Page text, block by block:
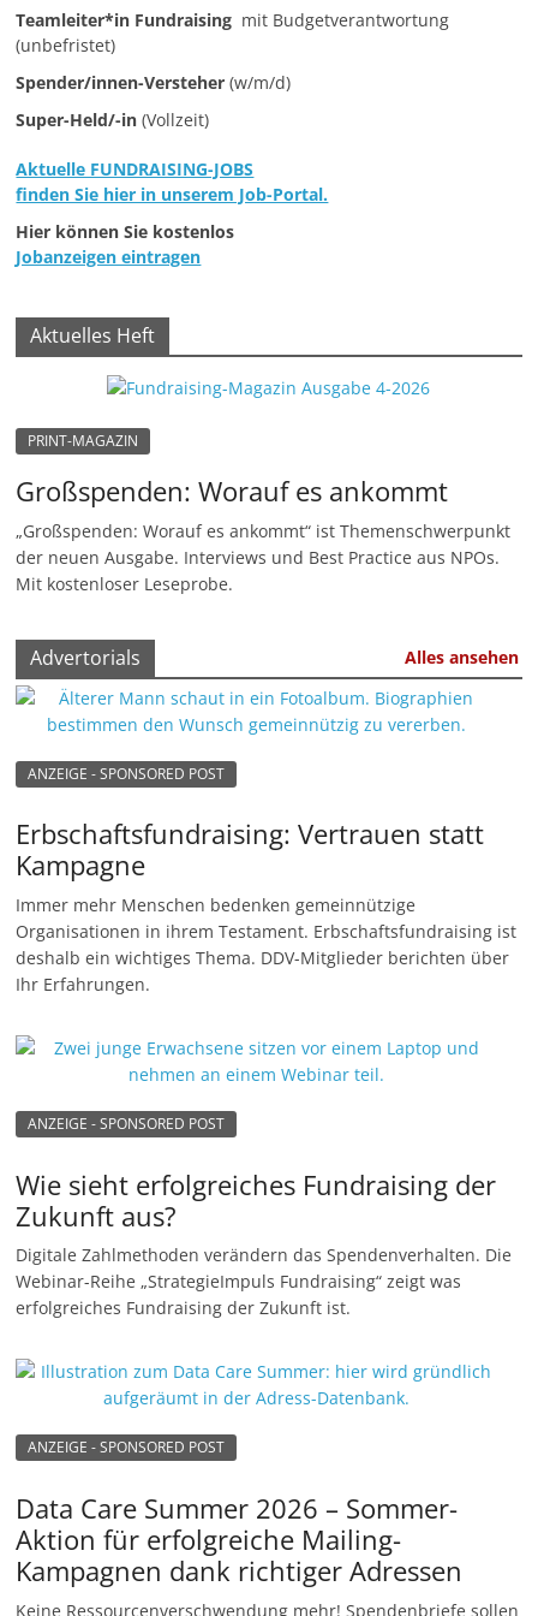
e
n
|
V
r
e
i
e
|
t
i
f
u
n
n
Teamleiter*in Fundraising mit Budgetverantwortung
(unbefristet)
Spender/innen-Versteher (w/m/d)
Super-Held/-in (Vollzeit)
Aktuelle FUNDRAISING-JOBS
finden Sie hier in unserem Job-Portal.
Hier können Sie kostenlos
Jobanzeigen eintragen
Aktuelles Heft
PRINT-MAGAZIN
Großspenden: Worauf es ankommt
„Großspenden: Worauf es ankommt“ ist Themenschwerpunkt
der neuen Ausgabe. Interviews und Best Practice aus NPOs.
Mit kostenloser Leseprobe.
Advertorials Alles ansehen
ANZEIGE - SPONSORED POST
Erbschaftsfundraising: Vertrauen statt
Kampagne
Immer mehr Menschen bedenken gemeinnützige
Organisationen in ihrem Testament. Erbschaftsfundraising ist
deshalb ein wichtiges Thema. DDV-Mitglieder berichten über
Ihr Erfahrungen.
ANZEIGE - SPONSORED POST
Wie sieht erfolgreiches Fundraising der
Zukunft aus?
Digitale Zahlmethoden verändern das Spendenverhalten. Die
Webinar-Reihe „StrategieImpuls Fundraising“ zeigt was
erfolgreiches Fundraising der Zukunft ist.
ANZEIGE - SPONSORED POST
Data Care Summer 2026 – Sommer-
Aktion für erfolgreiche Mailing-
Kampagnen dank richtiger Adressen
Keine Ressourcenverschwendung mehr! Spendenbriefe sollen